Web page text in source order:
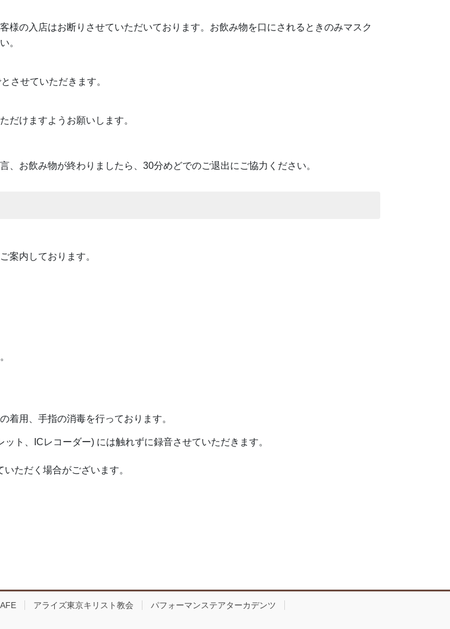
様の入店はお断りさせていただいております。お飲み物を口にされるときのみマスク
。
させていただきます。
だけますようお願いします。
、お飲み物が終わりましたら、30分めどでのご退出にご協力ください。
案内しております。
着用、手指の消毒を行っております。
ト、ICレコーダー) には触れずに録音させていただきます。
ただく場合がございます。
アライズ東京キリスト教会 パフォーマンステアターカデンツ